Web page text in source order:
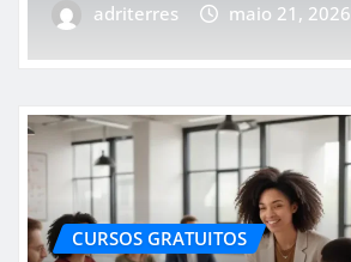
adriterres
maio 21, 2026
CURSOS GRATUITOS